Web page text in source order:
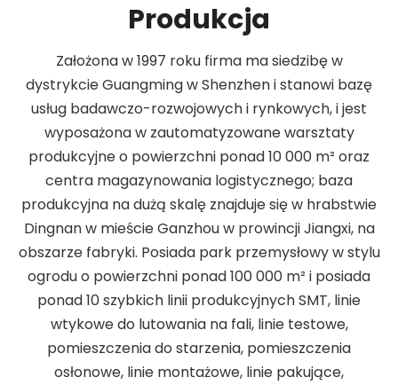
Produkcja
Założona w 1997 roku firma ma siedzibę w
dystrykcie Guangming w Shenzhen i stanowi bazę
usług badawczo-rozwojowych i rynkowych, i jest
wyposażona w zautomatyzowane warsztaty
produkcyjne o powierzchni ponad 10 000 m² oraz
centra magazynowania logistycznego; baza
produkcyjna na dużą skalę znajduje się w hrabstwie
Dingnan w mieście Ganzhou w prowincji Jiangxi, na
obszarze fabryki. Posiada park przemysłowy w stylu
ogrodu o powierzchni ponad 100 000 m² i posiada
ponad 10 szybkich linii produkcyjnych SMT, linie
wtykowe do lutowania na fali, linie testowe,
pomieszczenia do starzenia, pomieszczenia
osłonowe, linie montażowe, linie pakujące,